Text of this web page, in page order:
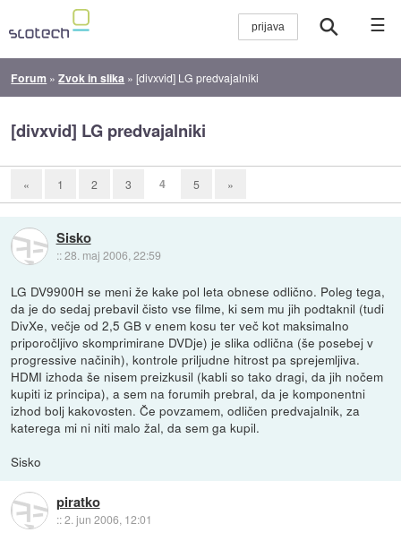
☰
Forum »Zvok in slika »[divxvid] LG predvajalniki
[divxvid] LG predvajalniki
« 1 2 3 4 5 »
Sisko
::28. maj 2006, 22:59
LG DV9900H se meni že kake pol leta obnese odlično. Poleg tega,
da je do sedaj prebavil čisto vse filme, ki sem mu jih podtaknil (tudi
DivXe, večje od 2,5 GB v enem kosu ter več kot maksimalno
priporočljivo skomprimirane DVDje) je slika odlična (še posebej v
progressive načinih), kontrole priljudne hitrost pa sprejemljiva.
HDMI izhoda še nisem preizkusil (kabli so tako dragi, da jih nočem
kupiti iz principa), a sem na forumih prebral, da je komponentni
izhod bolj kakovosten. Če povzamem, odličen predvajalnik, za
katerega mi ni niti malo žal, da sem ga kupil.
Sisko
piratko
::2. jun 2006, 12:01